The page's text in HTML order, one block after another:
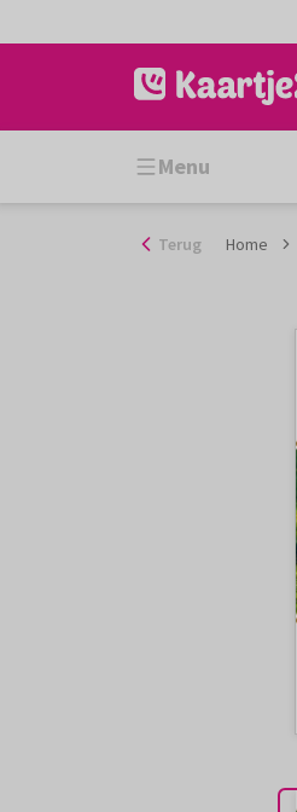
naar
Menu
Terug Home